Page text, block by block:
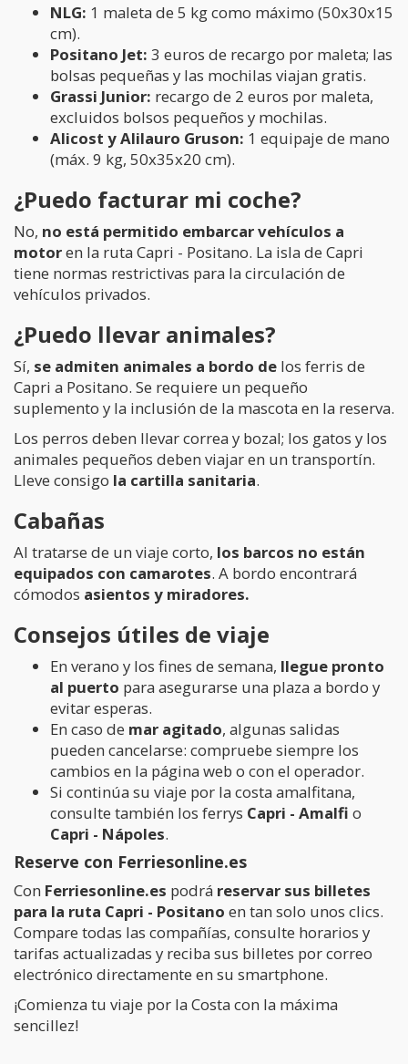
NLG: 1 maleta de 5 kg como máximo (50x30x15
cm).
Positano Jet: 3 euros de recargo por maleta; las
bolsas pequeñas y las mochilas viajan gratis.
Grassi Junior: recargo de 2 euros por maleta,
excluidos bolsos pequeños y mochilas.
Alicost y Alilauro Gruson: 1 equipaje de mano
(máx. 9 kg, 50x35x20 cm).
¿Puedo facturar mi coche?
No, no está permitido embarcar vehículos a
motoren la ruta Capri - Positano. La isla de Capri
tiene normas restrictivas para la circulación de
vehículos privados.
¿Puedo llevar animales?
Sí, se admiten animales a bordo de los ferris de
Capri a Positano. Se requiere un pequeño
suplemento y la inclusión de la mascota en la reserva.
Los perros deben llevar correa y bozal; los gatos y los
animales pequeños deben viajar en un transportín.
Lleve consigo la cartilla sanitaria.
Cabañas
Al tratarse de un viaje corto, los barcos no están
equipados con camarotes. A bordo encontrará
cómodos asientos y miradores.
Consejos útiles de viaje
En verano y los fines de semana, llegue pronto
al puerto para asegurarse una plaza a bordo y
evitar esperas.
En caso de mar agitado, algunas salidas
pueden cancelarse: compruebe siempre los
cambios en la página web o con el operador.
Si continúa su viaje por la costa amalfitana,
consulte también los ferrys Capri - Amalfi o
Capri - Nápoles.
Reserve con Ferriesonline.es
Con Ferriesonline.es podrá reservar sus billetes
para la ruta Capri - Positano en tan solo unos clics.
Compare todas las compañías, consulte horarios y
tarifas actualizadas y reciba sus billetes por correo
electrónico directamente en su smartphone.
¡Comienza tu viaje por la Costa con la máxima
sencillez!